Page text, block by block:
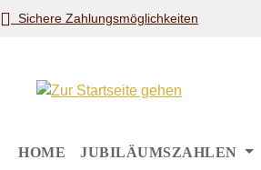
Hauptinhalt springen
Zur Suche springen
Zur Hauptnavigation springen
Sichere Zahlungsmöglichkeiten
HOME JUBILÄUMSZAHLEN